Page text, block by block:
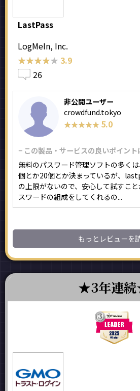
LastPass
LogMeIn, Inc.
★★★★★
★★★★★ 3.9
26
非公開ユーザー
crowdfund.tokyo
★★★★★
★★★★★ 5.0
− この製品・サービスの良いポイント
無料のパスワード管理ソフトの多く
個とか20個とか決まっているが、
の上限がないので、安心して試すこ
スワードの組成をしてくれるの...
もっとレビューを
3年連続